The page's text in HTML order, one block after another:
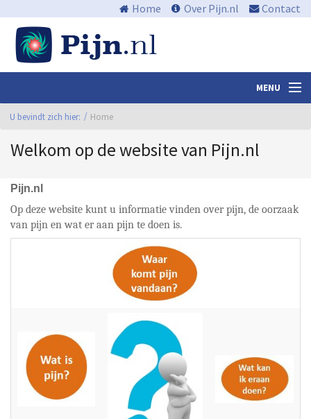
Home Over Pijn.nl Contact
MENU
Nieuws en media
Algemene informatie
Wat kan ik eraan doen?
Centra
U bevindt zich hier: Home
Welkom op de website van Pijn.nl
Pijn.nl
Op deze website kunt u informatie vinden over pijn, de oorzaak
van pijn en wat er aan pijn te doen is.